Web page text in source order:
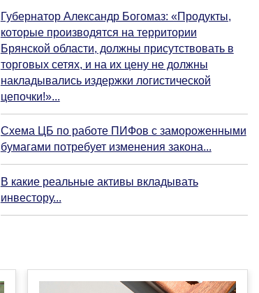
Губернатор Александр Богомаз: «Продукты,
которые производятся на территории
Брянской области, должны присутствовать в
торговых сетях, и на их цену не должны
накладывались издержки логистической
цепочки!»...
Схема ЦБ по работе ПИФов с замороженными
бумагами потребует изменения закона...
В какие реальные активы вкладывать
инвестору...